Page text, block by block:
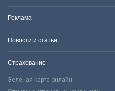
Реклама
Новости и статьи
Страхование
Зеленая карта онлайн